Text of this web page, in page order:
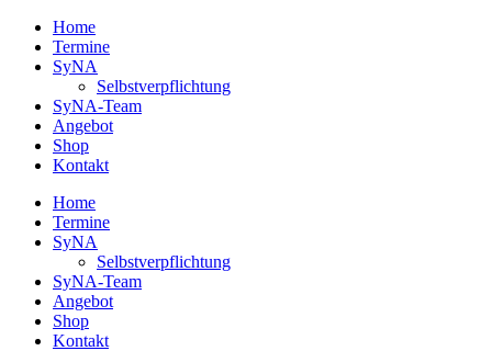
Home
Termine
SyNA
Selbstverpflichtung
SyNA-Team
Angebot
Shop
Kontakt
Home
Termine
SyNA
Selbstverpflichtung
SyNA-Team
Angebot
Shop
Kontakt